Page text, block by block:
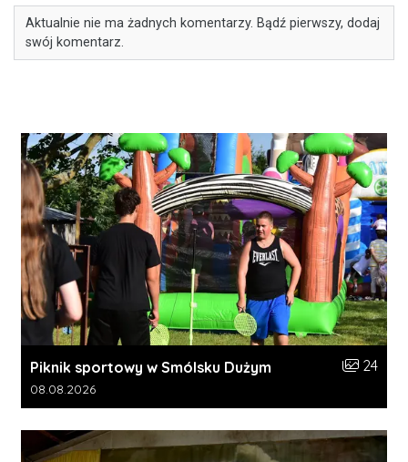
Aktualnie nie ma żadnych komentarzy. Bądź pierwszy, dodaj
swój komentarz.
Piknik sportowy w Smólsku Dużym Liczba
24
Data dodania galerii:
08.08.2026